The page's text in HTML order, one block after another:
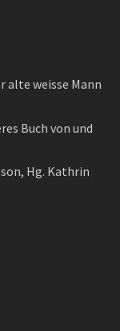
alte weisse Mann
Buch von und
Hg. Kathrin